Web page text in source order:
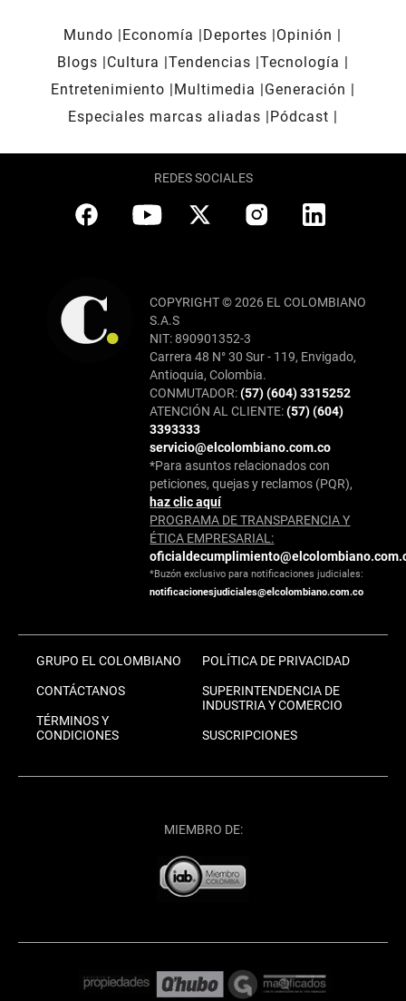
Mundo Economía Deportes
Opinión
Blogs
Cultura Tendencias Tecnología
Entretenimiento
Multimedia
Generación
Especiales marcas aliadas
Pódcast
REDES SOCIALES
COPYRIGHT © 2026 EL COLOMBIANO
S.A.S
NIT: 890901352-3
Carrera 48 N° 30 Sur - 119, Envigado,
Antioquia, Colombia.
CONMUTADOR:(57) (604) 3315252
ATENCIÓN AL CLIENTE:(57) (604)
3393333
servicio@elcolombiano.com.co
*Para asuntos relacionados con
peticiones, quejas y reclamos (PQR),
haz clic aquí
PROGRAMA DE TRANSPARENCIA Y
ÉTICA EMPRESARIAL:
*Buzón exclusivo para notificaciones judiciales:
notificacionesjudiciales@elcolombiano.com.co
GRUPO EL COLOMBIANO
CONTÁCTANOS
TÉRMINOS Y
CONDICIONES
POLÍTICA DE PRIVACIDAD
SUPERINTENDENCIA DE
INDUSTRIA Y COMERCIO
SUSCRIPCIONES
MIEMBRO DE: